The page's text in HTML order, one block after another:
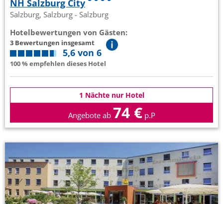
NH Salzburg City
Salzburg, Salzburg - Salzburg
Hotelbewertungen von Gästen:
3 Bewertungen insgesamt
5,6 von 6
100 % empfehlen dieses Hotel
1 Nächte nur Hotel
Angebote ab 74 € p.P